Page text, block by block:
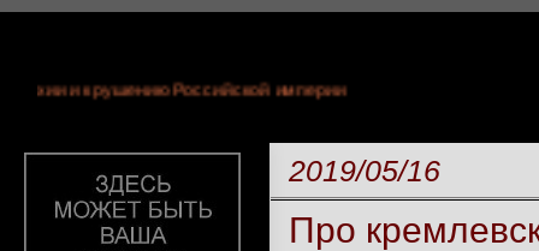
монархии и крушению Российской империи
2019/05/16
Про